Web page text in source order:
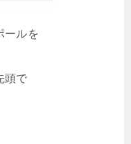
ールを
頭で